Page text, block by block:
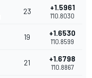
23 +1.5961
1'10.8030
19 +1.6530
1'10.8599
21 +1.6798
1'10.8867